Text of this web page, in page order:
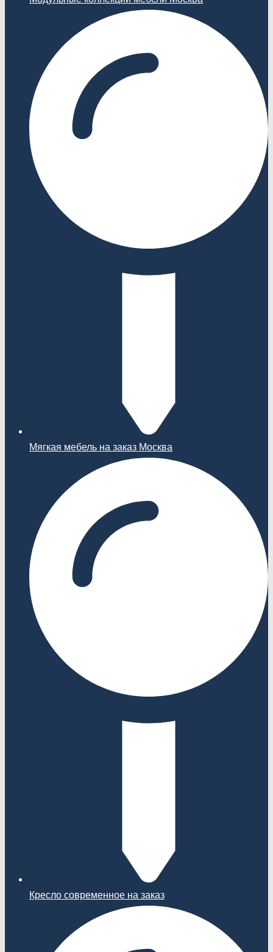
Мягкая мебель на заказ Москва
Кресло современное на заказ